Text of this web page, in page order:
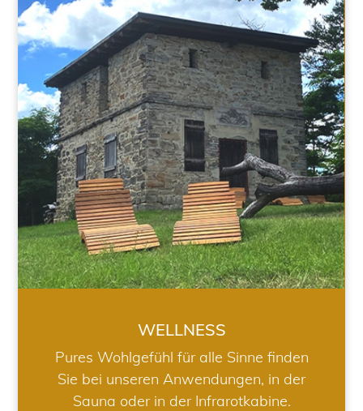
WELLNESS
WELLNESS
Pures Wohlgefühl für alle Sinne finden
Sie bei unseren Anwendungen, in der
Sauna oder in der Infrarotkabine.